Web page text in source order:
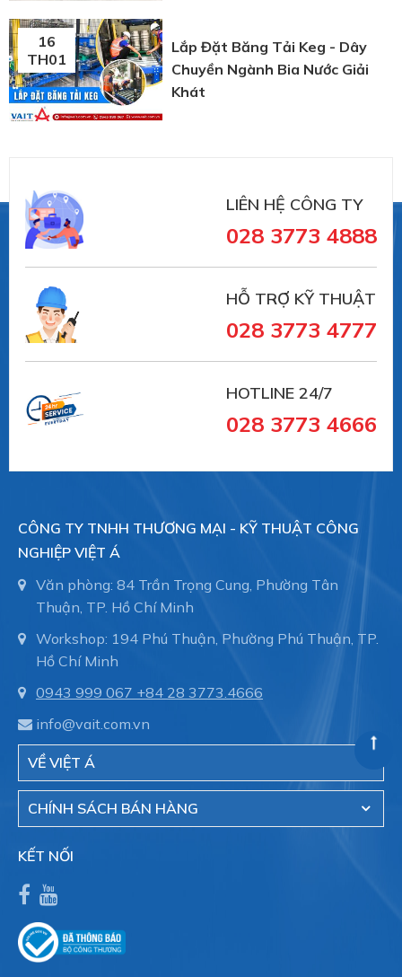
16
TH01
Lắp Đặt Băng Tải Keg - Dây
Chuyền Ngành Bia Nước Giải
Khát
LIÊN HỆ CÔNG TY
028 3773 4888
HỖ TRỢ KỸ THUẬT
028 3773 4777
HOTLINE 24/7
028 3773 4666
CÔNG TY TNHH THƯƠNG MẠI - KỸ THUẬT CÔNG
NGHIỆP VIỆT Á
Văn phòng: 84 Trần Trọng Cung, Phường Tân
Thuận, TP. Hồ Chí Minh
Workshop: 194 Phú Thuận, Phường Phú Thuận, TP.
Hồ Chí Minh
0943 999 067 +84 28 3773.4666
info@vait.com.vn
VỀ VIỆT Á
CHÍNH SÁCH BÁN HÀNG
KẾT NỐI